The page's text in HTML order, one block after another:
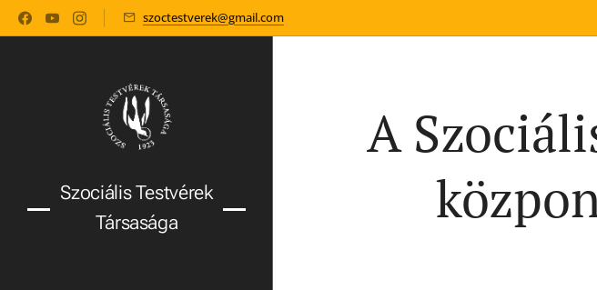
szoctestverek@gmail.com
Szociális Testvérek
Társasága
A